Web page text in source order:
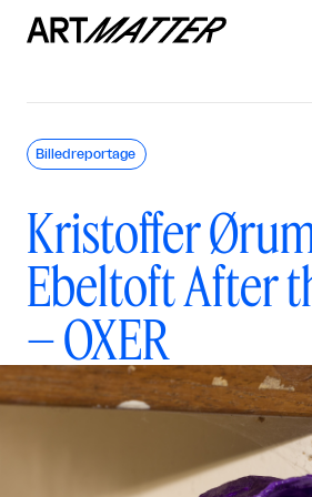
Kristoffer
Ebeltoft After
– OXER
Billedreportage